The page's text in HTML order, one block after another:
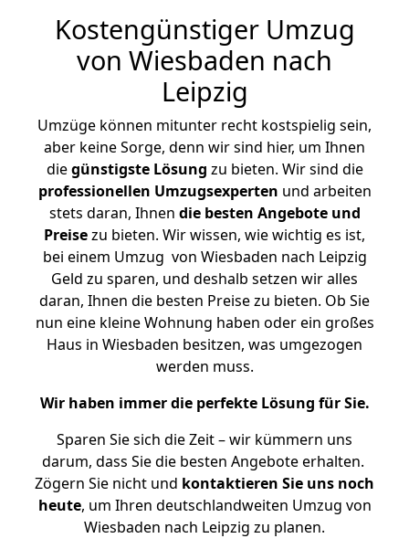
Kostengünstiger Umzug
von Wiesbaden nach
Leipzig
Umzüge können mitunter recht kostspielig sein,
aber keine Sorge, denn wir sind hier, um Ihnen
diegünstigste Lösung zu bieten. Wir sind die
professionellen Umzugsexperten und arbeiten
stets daran, Ihnen die besten Angebote und
Preisezu bieten. Wir wissen, wie wichtig es ist,
bei einem Umzug von Wiesbaden nach Leipzig
Geld zu sparen, und deshalb setzen wir alles
daran, Ihnen die besten Preise zu bieten. Ob Sie
nun eine kleine Wohnung haben oder ein großes
Haus in Wiesbaden besitzen, was umgezogen
werden muss.
Wir haben immer die perfekte Lösung für Sie.
Sparen Sie sich die Zeit – wir kümmern uns
darum, dass Sie die besten Angebote erhalten.
Zögern Sie nicht und kontaktieren Sie uns noch
heute, um Ihren deutschlandweiten Umzug von
Wiesbaden nach Leipzig zu planen.